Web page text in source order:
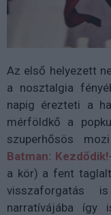
Az első helyezett
a nosztalgia
napig érezteti a
mérföldkő a
szuperhősös
Batman: Kezdődik!
a kör) a fent
visszaforgatás
narratívájába így